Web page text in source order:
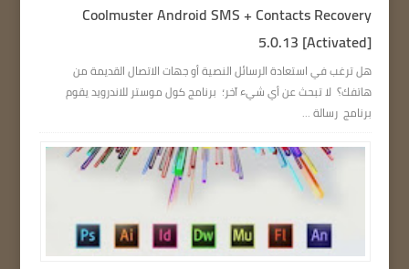
Coolmuster Android SMS + Contacts Recovery
5.0.13 [Activated]
هل ترغب في استعادة الرسائل النصية أو جهات الاتصال القديمة من
هاتفك؟ لا تبحث عن أي شيء آخر؛ برنامج كول موستر للاندرويد يقوم
برنامج رسالة ...